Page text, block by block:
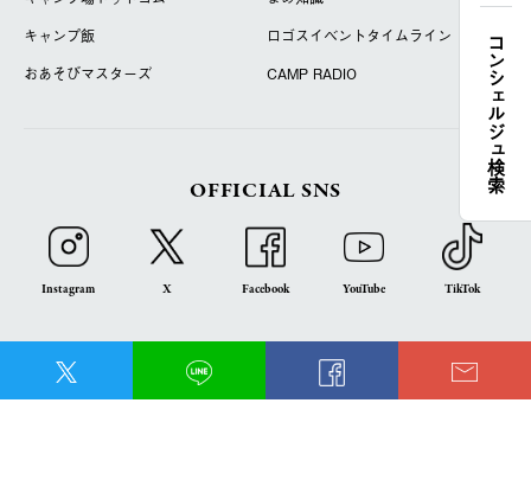
コンシェルジュ検索
キャンプ飯
ロゴスイベントタイムライン
おあそびマスターズ
CAMP RADIO
OFFICIAL SNS
Instagram X Facebook YouTube TikTok
LOGOS FAMILY APP